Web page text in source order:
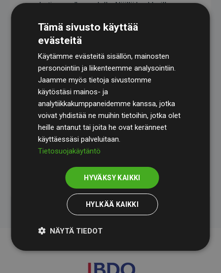
arvoketjunsa ulkopuolella. Näillä hankkeilla on
joka keskimäärin vastaa kaksinkertaista määrää
verkkosivuston arvioituihin päästöihin verrattuna.
Kaikki hankkeet ovatGold Standardin
sertifioimia, mikä takaa korkean laadun, todellisen
ilmastovaikutuksen ja täyden läpinäkyvyyden. Lue
lisää yksittäisistä hankkeistatäältä.
Websites, jotka tukevat ilmastohankkeita aloite
Tämä sivusto käyttää
evästeitä
Käytämme evästeitä sisällön, mainosten
personointiin ja liikenteemme analysointiin.
Jaamme myös tietoja sivustomme
käytöstäsi mainos- ja
analytiikkakumppaneidemme kanssa, jotka
voivat yhdistää ne muihin tietoihin, jotka olet
heille antanut tai joita he ovat keränneet
käyttäessäsi palveluitaan.
Tietosuojakäytäntö
HYVÄKSY KAIKKI
HYLKÄÄ KAIKKI
NÄYTÄ TIEDOT